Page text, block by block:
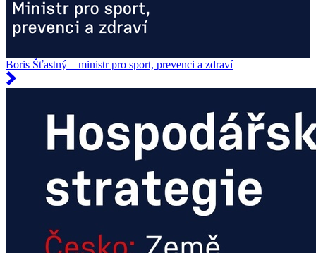
Boris Šťastný – ministr pro sport, prevenci a zdraví